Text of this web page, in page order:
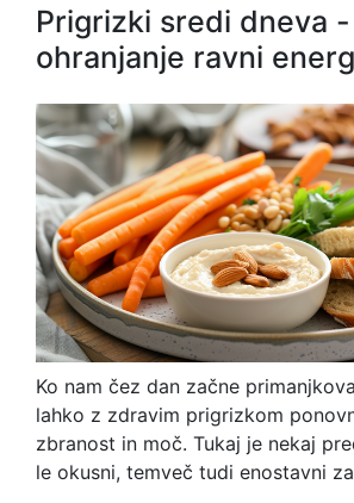
Prigrizki sredi dneva -
ohranjanje ravni
Ko nam čez dan začne
lahko z zdravim prigrizkom
zbranost in moč. Tukaj je nekaj
le okusni, temveč tudi enostavni